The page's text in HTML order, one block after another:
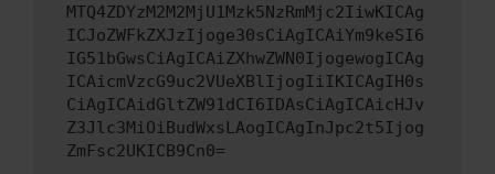
MTQ4ZDYzM2M2MjU1Mzk5NzRmMjc2IiwKICAg
ICJoZWFkZXJzIjoge30sCiAgICAiYm9keSI6
IG51bGwsCiAgICAiZXhwZWN0IjogewogICAg
ICAicmVzcG9uc2VUeXBlIjogIiIKICAgIH0s
CiAgICAidGltZW91dCI6IDAsCiAgICAicHJv
Z3Jlc3MiOiBudWxsLAogICAgInJpc2t5Ijog
ZmFsc2UKICB9Cn0=